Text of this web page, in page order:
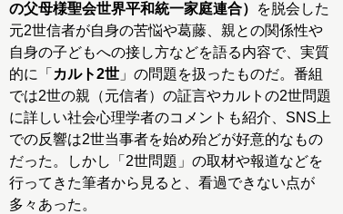
の父母様聖会世界平和統一家庭連合）
を脱会した
元2世信者が自身の苦悩や葛藤、親との関係性や
自身の子どもへの接し方などを語る内容で、実質
的に「 カルト2世 」の問題を扱ったものだ。番組
では2世の親（元信者）の証言やカルトの2世問題
に詳しい社会心理学者のコメントも紹介、SNS上
での反響は2世当事者を始め殆どが好意的なもの
だった。しかし「2世問題」の取材や報道などを
行ってきた筆者から見ると、看過できない点が
多々あった。